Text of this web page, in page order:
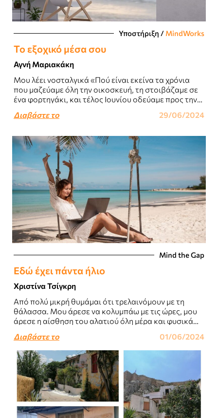
Υποστήριξη / MindWorks
Το εξοχικό μέσα σου
Αγνή Μαριακάκη
Μου λέει νοσταλγικά «Πού είναι εκείνα τα χρόνια
που μαζεύαμε όλη την οικοσκευή, τη στοιβάζαμε σε
ένα φορτηγάκι, και τέλος Ιουνίου οδεύαμε προς την
Διαβάστε το 29/06/2024
Mind the Gap
Εδώ έχει πάντα ήλιο
Χριστίνα Τσίγκρη
Από πολύ μικρή θυμάμαι ότι τρελαινόμουν με τη
θάλασσα. Μου άρεσε να κολυμπάω με τις ώρες, μου
άρεσε η αίσθηση του αλατιού όλη μέρα και φυσικά
Διαβάστε το 01/06/2024